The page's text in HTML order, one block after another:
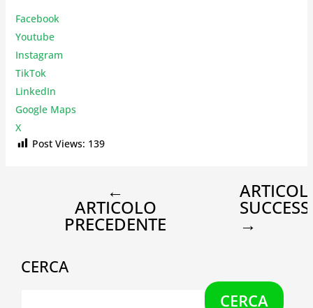
Facebook
Youtube
Instagram
TikTok
LinkedIn
Google Maps
X
Post Views: 139
←
ARTICOLO
PRECEDENTE →
CERCA
CERCA